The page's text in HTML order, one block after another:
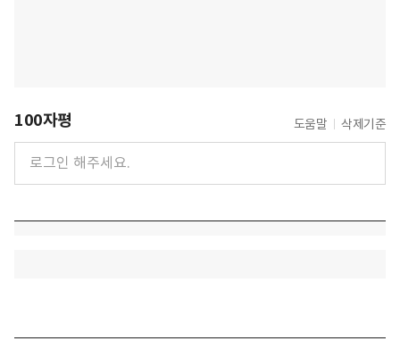
100자평 도움말 삭제기준